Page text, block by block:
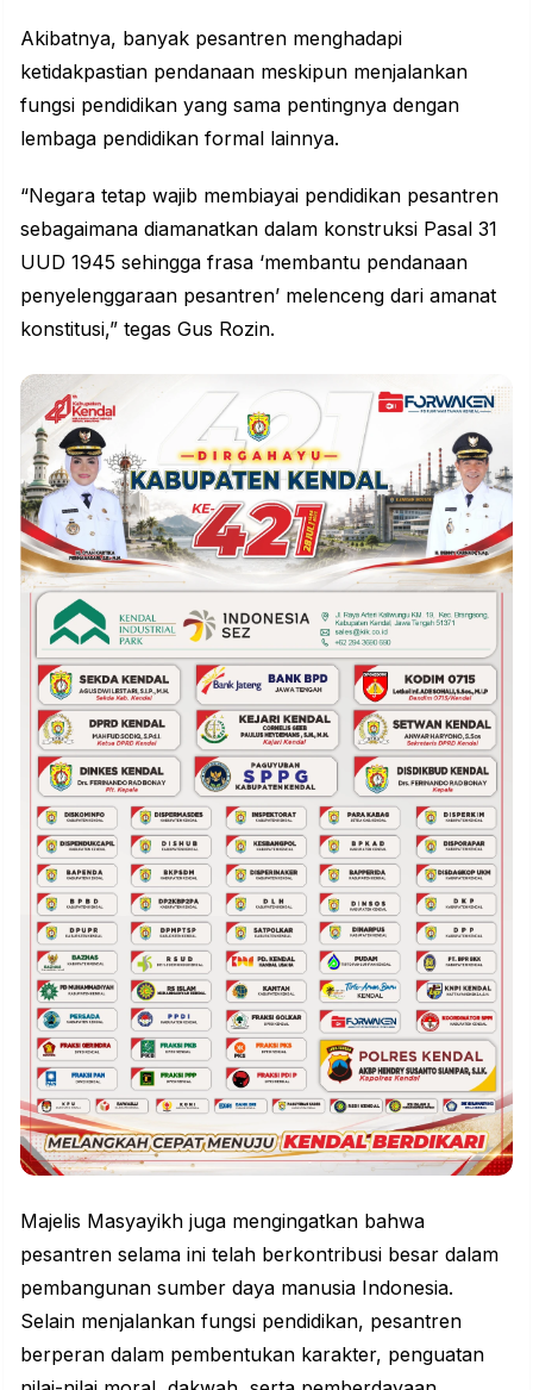
Akibatnya, banyak pesantren menghadapi
ketidakpastian pendanaan meskipun menjalankan
fungsi pendidikan yang sama pentingnya dengan
lembaga pendidikan formal lainnya.
“Negara tetap wajib membiayai pendidikan pesantren
sebagaimana diamanatkan dalam konstruksi Pasal 31
UUD 1945 sehingga frasa ‘membantu pendanaan
penyelenggaraan pesantren’ melenceng dari amanat
konstitusi,” tegas Gus Rozin.
Majelis Masyayikh juga mengingatkan bahwa
pesantren selama ini telah berkontribusi besar dalam
pembangunan sumber daya manusia Indonesia.
Selain menjalankan fungsi pendidikan, pesantren
berperan dalam pembentukan karakter, penguatan